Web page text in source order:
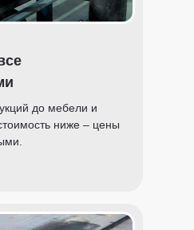
до мебели и
ниже – цены